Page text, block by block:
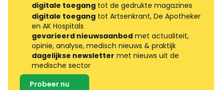
digitale toegang tot de gedrukte magazines
digitale toegang tot Artsenkrant, De Apotheker
en AK Hospitals
gevarieerd nieuwsaanbod met actualiteit,
opinie, analyse, medisch nieuws & praktijk
dagelijkse newsletter met nieuws uit de
medische sector
Probeer nu